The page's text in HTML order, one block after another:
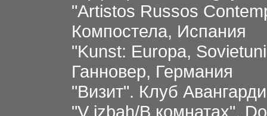
"Artistos Russos
Компостела, Испания
"Kunst: Europa,
Ганновер, Германия
"Визит". Клуб
"V izbah/В комнатах".